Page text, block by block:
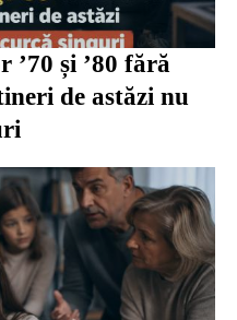
’70 și ’80 fără
de astăzi nu